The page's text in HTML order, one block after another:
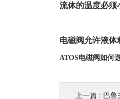
流体的温度必须
电磁阀允许液体
ATOS电磁阀如何
上一篇 : 巴鲁